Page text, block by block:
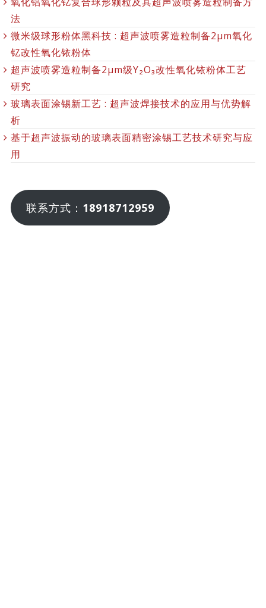
法
微米级球形粉体黑科技 : 超声波喷雾造粒制备2μm氧化
钇改性氧化铱粉体
超声波喷雾造粒制备2μm级Y₂O₃改性氧化铱粉体工艺
研究
玻璃表面涂锡新工艺 : 超声波焊接技术的应用与优势解
析
基于超声波振动的玻璃表面精密涂锡工艺技术研究与应
用
联系方式： 18918712959